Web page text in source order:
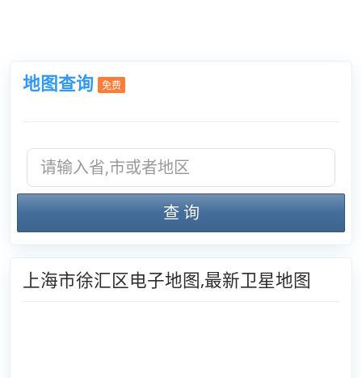
地图查询 免费
查 询
上海市徐汇区电子地图,最新卫星地图